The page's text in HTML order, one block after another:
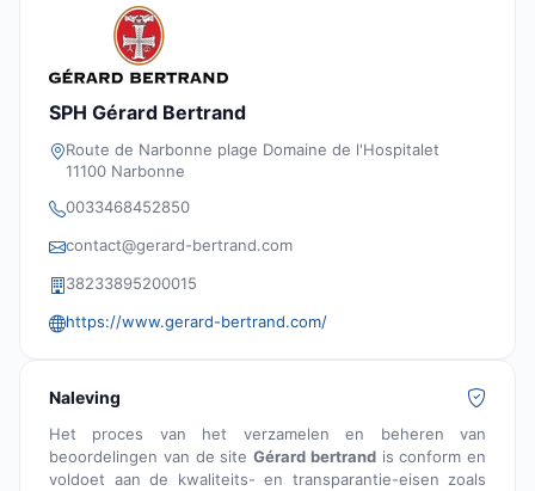
SPH Gérard Bertrand
Route de Narbonne plage Domaine de l'Hospitalet
11100 Narbonne
0033468452850
contact@gerard-bertrand.com
38233895200015
https://www.gerard-bertrand.com/
Naleving
Het proces van het verzamelen en beheren van
beoordelingen van de site Gérard bertrandis conform en
voldoet aan de kwaliteits- en transparantie-eisen zoals